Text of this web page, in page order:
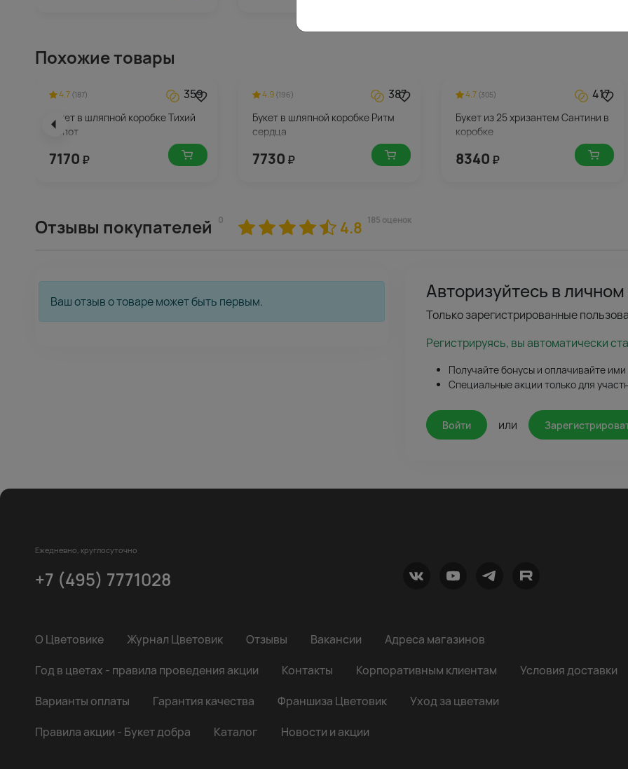
Похожие товары
4.7 (187) 359
Букет в шляпной коробке Тихий
шепот
7170 ₽
4.9 (196) 387
Букет в шляпной коробке Ритм
сердца
7730 ₽
4.7 (305) 417
Букет из 25 хризантем Сантини в
коробке
8340 ₽
Отзывы покупателей 0 4.8 185 оценок
Ваш отзыв о товаре может быть первым. Авторизуйтесь в
Только зарегистрированные
Регистрируясь, вы автоматически
Получайте бонусы и оплачивайте ими
Специальные акции только для
Войти или
Ежедневно, круглосуточно
+7 (495) 7771028
О Цветовике Журнал Цветовик Отзывы Вакансии
Адреса магазинов
Год в цветах - правила проведения акции
Контакты Корпоративным клиентам
Условия доставки
Варианты оплаты
Гарантия качества Франшиза Цветовик
Уход за цветами
Правила акции - Букет добра
Каталог Новости и акции